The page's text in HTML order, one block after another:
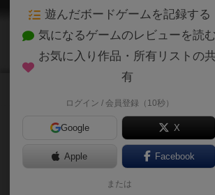
ゲームマーケット2018秋（東京）
見た目が良くて購入。兎に角絵は
遊んだボードゲームを記録する
気になるゲームのレビューを読む
お気に入り作品・所有リストの共
有
ログイン / 会員登録（10秒）
Google X
Apple Facebook
または